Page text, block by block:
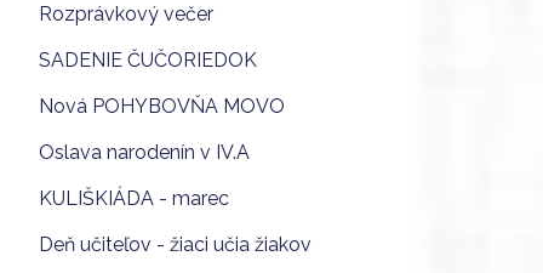
Rozprávkový večer
SADENIE ČUČORIEDOK
Nová POHYBOVŇA MOVO
Oslava narodenín v IV.A
KULIŠKIÁDA - marec
Deň učiteľov - žiaci učia žiakov